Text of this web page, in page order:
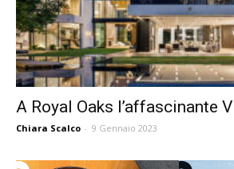
A Royal Oaks l’affascinante
Chiara Scalco - 9 Gennaio 2023